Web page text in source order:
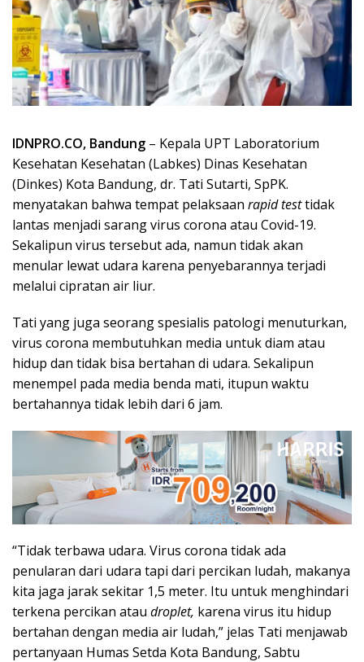
IDNPRO.CO, Bandung – Kepala UPT Laboratorium
Kesehatan Kesehatan (Labkes) Dinas Kesehatan
(Dinkes) Kota Bandung, dr. Tati Sutarti, SpPK.
menyatakan bahwa tempat pelaksaan rapid testtidak
lantas menjadi sarang virus corona atau Covid-19.
Sekalipun virus tersebut ada, namun tidak akan
menular lewat udara karena penyebarannya terjadi
melalui cipratan air liur.
Tati yang juga seorang spesialis patologi menuturkan,
virus corona membutuhkan media untuk diam atau
hidup dan tidak bisa bertahan di udara. Sekalipun
menempel pada media benda mati, itupun waktu
bertahannya tidak lebih dari 6 jam.
“Tidak terbawa udara. Virus corona tidak ada
penularan dari udara tapi dari percikan ludah, makanya
kita jaga jarak sekitar 1,5 meter. Itu untuk menghindari
terkena percikan atau droplet, karena virus itu hidup
bertahan dengan media air ludah,” jelas Tati menjawab
pertanyaan Humas Setda Kota Bandung, Sabtu